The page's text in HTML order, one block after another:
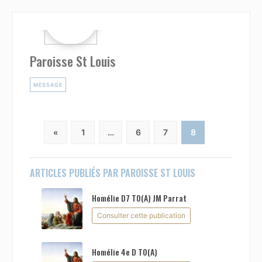
Paroisse St Louis
MESSAGE
« 1 … 6 7 8
ARTICLES PUBLIÉS PAR PAROISSE ST LOUIS
Homélie D7 TO(A) JM Parrat
Consulter cette publication
Homélie 4e D TO(A)